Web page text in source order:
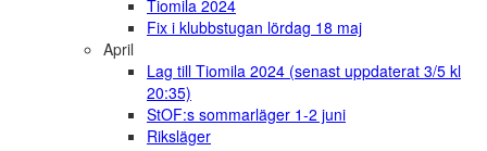
Tiomila 2024
Fix i klubbstugan lördag 18 maj
April
Lag till Tiomila 2024 (senast uppdaterat 3/5 kl
20:35)
StOF:s sommarläger 1-2 juni
Riksläger